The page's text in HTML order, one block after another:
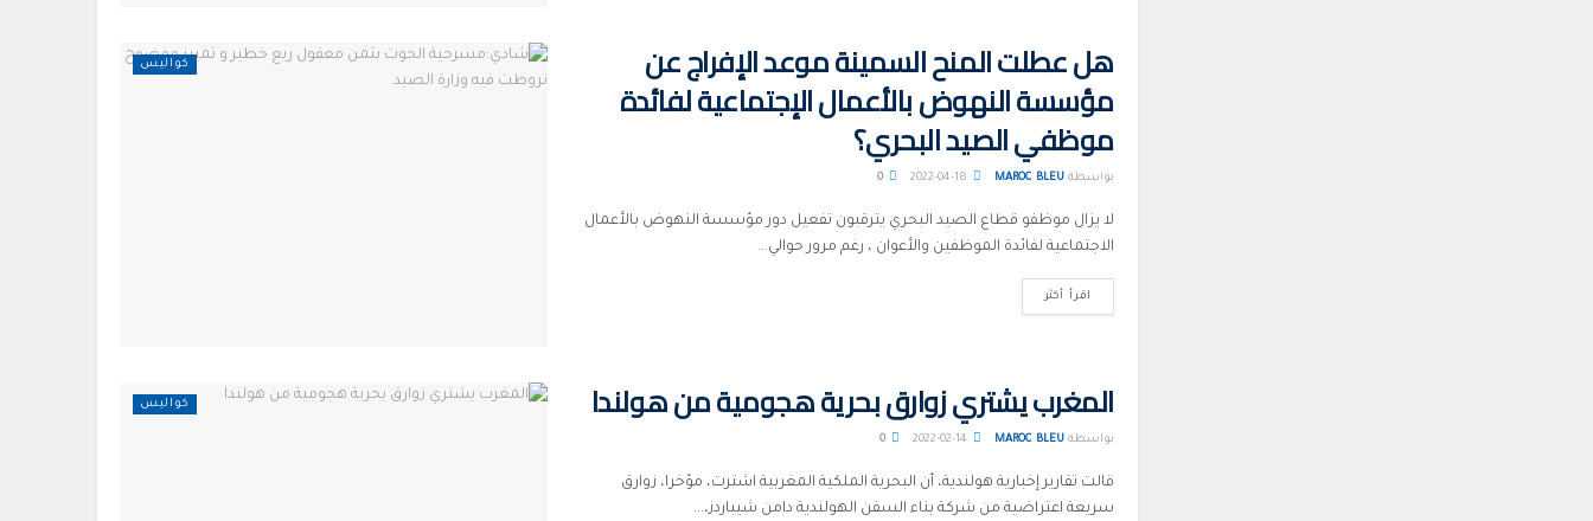
كواليس هل عطلت المنح السمينة موعد الإفراج عن
مؤسسة النهوض بالأعمال الإجتماعية لفائدة
موظفي الصيد البحري؟
بواسطة MAROC BLEU
0
لا يزال موظفو قطاع الصيد البحري يترقبون تفعيل دور مؤسسة النهوض بالأعمال
الاجتماعية لفائدة الموظفين والأعوان ، رغم مرور حوالي...
اقرأ أكثر
كواليس المغرب يشتري زوارق بحرية هجومية من هولندا
بواسطة MAROC BLEU
0
قالت تقارير إخبارية هولندية، أن البحرية الملكية المغربية اشترت، مؤخرا، زوارق
سريعة اعتراضية من شركة بناء السفن الهولندية دامن شيباردز،...